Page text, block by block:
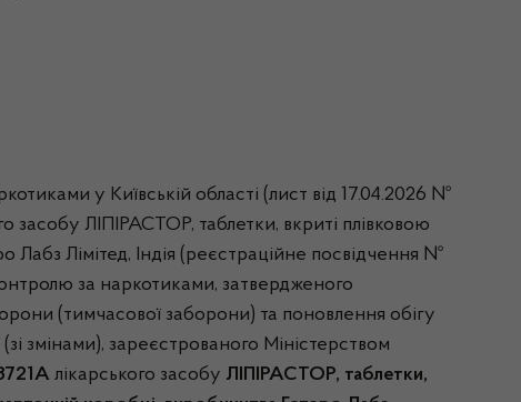
у Київській області (лист від 17.04.2026 №
засобу ЛІПІРАСТОР, таблетки, вкриті плівковою
Лабз Лімітед, Індія (реєстраційне посвідчення №
за наркотиками, затвердженого
(тимчасової заборони) та поновлення обігу
змінами), зареєстрованого Міністерством
лікарського засобу ЛІПІРАСТОР, таблетки,